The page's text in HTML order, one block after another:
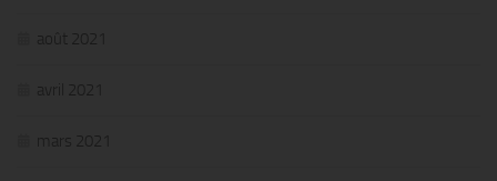
août 2021
avril 2021
mars 2021